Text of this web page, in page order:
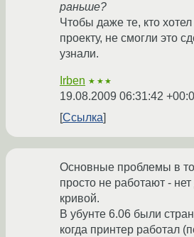
раньше?
Чтобы даже те, кто
проекту, не смогли это
узнали.
Irben ★★★
19.08.2009 06:31:42
Ссылка
Основные проблемы в
просто не работают -
кривой.
В убунте 6.06 были
когда принтер работал